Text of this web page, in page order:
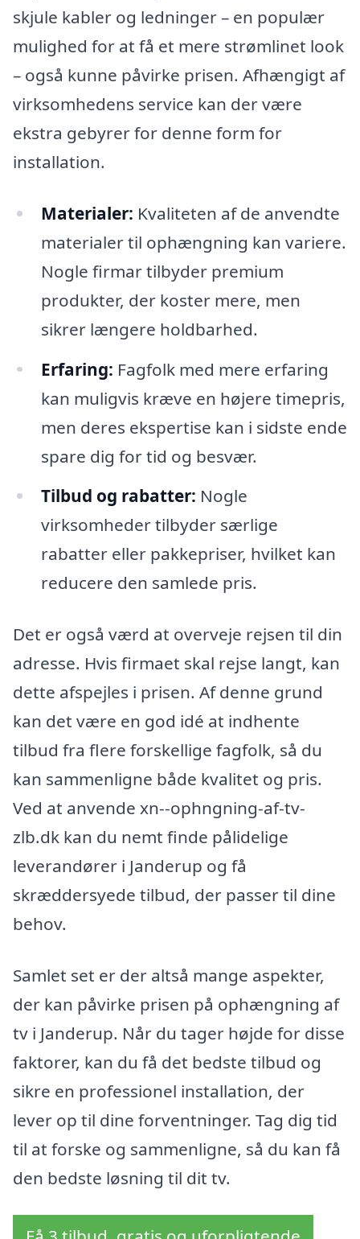
skjule kabler og ledninger – en populær
mulighed for at få et mere strømlinet look
– også kunne påvirke prisen. Afhængigt af
virksomhedens service kan der være
ekstra gebyrer for denne form for
installation.
Materialer: Kvaliteten af de anvendte
materialer til ophængning kan variere.
Nogle firmar tilbyder premium
produkter, der koster mere, men
sikrer længere holdbarhed.
Erfaring: Fagfolk med mere erfaring
kan muligvis kræve en højere timepris,
men deres ekspertise kan i sidste ende
spare dig for tid og besvær.
Tilbud og rabatter: Nogle
virksomheder tilbyder særlige
rabatter eller pakkepriser, hvilket kan
reducere den samlede pris.
Det er også værd at overveje rejsen til din
adresse. Hvis firmaet skal rejse langt, kan
dette afspejles i prisen. Af denne grund
kan det være en god idé at indhente
tilbud fra flere forskellige fagfolk, så du
kan sammenligne både kvalitet og pris.
Ved at anvende xn--ophngning-af-tv-
zlb.dk kan du nemt finde pålidelige
leverandører i Janderup og få
skræddersyede tilbud, der passer til dine
behov.
Samlet set er der altså mange aspekter,
der kan påvirke prisen på ophængning af
tv i Janderup. Når du tager højde for disse
faktorer, kan du få det bedste tilbud og
sikre en professionel installation, der
lever op til dine forventninger. Tag dig tid
til at forske og sammenligne, så du kan få
den bedste løsning til dit tv.